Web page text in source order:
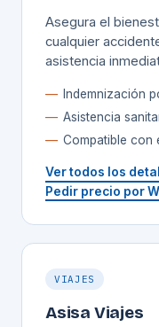
Asegura el
cualquier
asistencia
Indemnización
Asistencia
Compatible con
Ver todos los
Pedir precio por
VIAJES
Asisa Viajes